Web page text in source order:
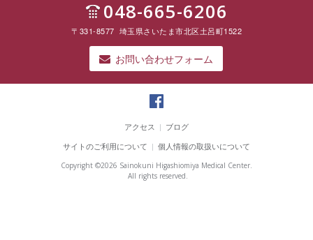
048-665-6206
〒331-8577 埼玉県さいたま市北区土呂町1522
お問い合わせフォーム
の
東
宮
メ
アクセス | ブログ
サイトのご利用について | 個人情報の取扱いについて
Copyright ©2026 Sainokuni Higashiomiya Medical Center.
All rights reserved.